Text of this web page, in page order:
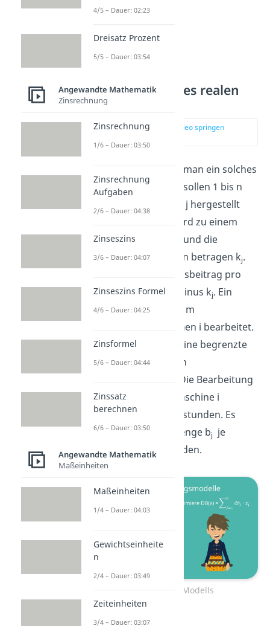
Modellierung eines realen
Problems
zur Stelle im Video springen
Wir zeigen dir jetzt wie man ein solches
Problem modelliert. Es sollen 1 bis n
verschiedene Produkte j hergestellt
werden. Ein Produkt wird zu einem
Absatzpreis v
verkauft und die
variablen Herstellkosten betragen kj.
Das heißt, der Deckungsbeitrag pro
Stück dbjist gleich v minus kj. Ein
Produkt j wird auf 1 bis m
verschiedenen Maschinen i bearbeitet.
Die Maschinen haben eine begrenzte
Produktionskapazität in
. Die Bearbeitung
eines Produkts j auf Maschine i
benötigt a Maschinenstunden. Es
kann eine maximale Menge bj je
Produkt abgesetzt werden.
Erstellung des Modells
4/5 – Dauer: 02:23
Dreisatz Prozent
5/5 – Dauer: 03:54
Angewandte Mathematik
Zinsrechnung
Zinsrechnung
1/6 – Dauer: 03:50
Zinsrechnung
Aufgaben
2/6 – Dauer: 04:38
Zinseszins
3/6 – Dauer: 04:07
Zinseszins Formel
4/6 – Dauer: 04:25
Zinsformel
5/6 – Dauer: 04:44
Zinssatz
berechnen
6/6 – Dauer: 03:50
Angewandte Mathematik
Maßeinheiten
Maßeinheiten
1/4 – Dauer: 04:03
Gewichtseinheite
n
2/4 – Dauer: 03:49
Zeiteinheiten
3/4 – Dauer: 03:07